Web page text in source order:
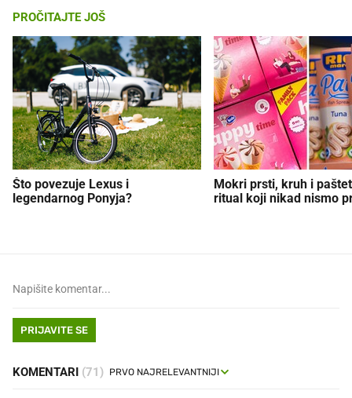
PROČITAJTE JOŠ
Što povezuje Lexus i
legendarnog Ponyja?
Mokri prsti, kruh i
ritual koji nikad nismo
PRIJAVITE SE
KOMENTARI (71)